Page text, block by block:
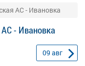
АС - Ивановка
АС - Ивановка
09 авг